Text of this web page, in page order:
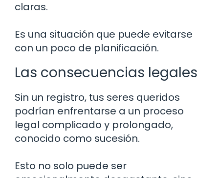
claras.
Es una situación que puede evitarse
con un poco de planificación.
Las consecuencias legales
Sin un registro, tus seres queridos
podrían enfrentarse a un proceso
legal complicado y prolongado,
conocido como sucesión.
Esto no solo puede ser